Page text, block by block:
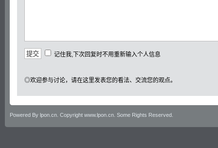
记住我,下次回复时不用重新输入个人信息
◎欢迎参与讨论，请在这里发表您的看法、交流您的观点。
Powered By lpon.cn. Copyright www.lpon.cn. Some Rights Reserved.